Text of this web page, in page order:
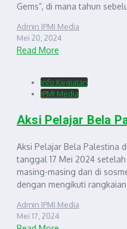
Gems”, di mana tahun
Admin IPMI Media
Mei 20, 2024
Read More
Info Kegiatan
IPMI Media
Aksi Pelajar Bela
Aksi Pelajar Bela Palestina
tanggal 17 Mei 2024
masing-masing dan di
dengan mengikuti
Admin IPMI Media
Mei 17, 2024